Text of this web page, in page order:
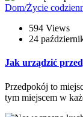
Dom/Życie
594 Views
24
Jak urządzić
Przedpokój to
tym miejscem w